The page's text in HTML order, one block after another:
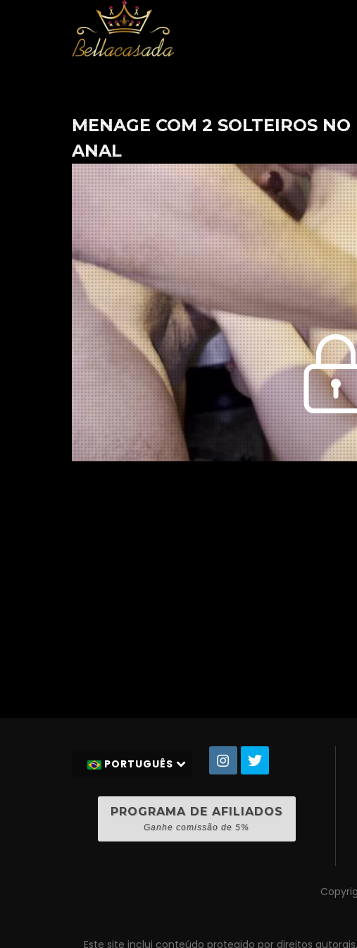
MENAGE COM 2 SOLTEIROS
ANAL
PORTUGUÊS
PROGRAMA DE AFILIADOS
Ganhe comissão de 5%
Este site inclui conteúdo protegido por direitos